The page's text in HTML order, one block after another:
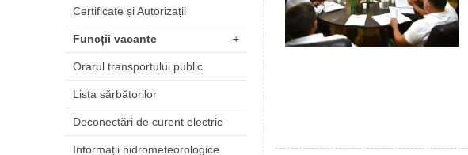
Certificate și Autorizații
Funcții vacante +
Orarul transportului public
Lista sărbătorilor
Deconectări de curent electric
Informații hidrometeorologice